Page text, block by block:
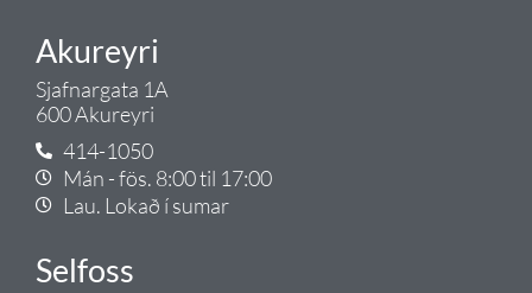
Akureyri
Sjafnargata 1A
600 Akureyri
414-1050
Mán - fös. 8:00 til 17:00
Lau. Lokað í sumar
Selfoss